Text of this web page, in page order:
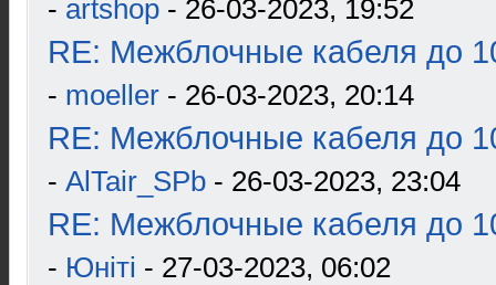
- artshop - 26-03-2023, 19:52
RE: Межблочные кабеля до
- moeller - 26-03-2023, 20:14
RE: Межблочные кабеля до
- AlTair_SPb - 26-03-2023, 23:04
RE: Межблочные кабеля до
- Юнiтi - 27-03-2023, 06:02